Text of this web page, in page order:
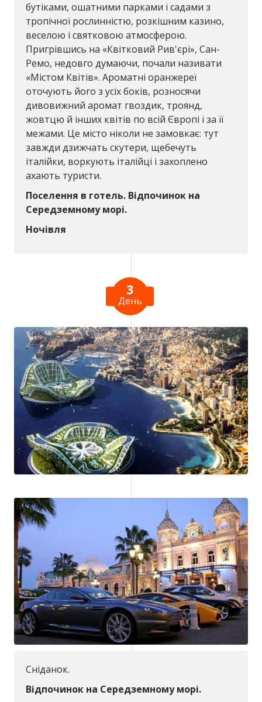
бутіками, ошатними парками і садами з
тропічної рослинністю, розкішним казино,
веселою і святковою атмосферою.
Пригрівшись на «Квітковий Рив'єрі», Сан-
Ремо, недовго думаючи, почали називати
«Містом Квітів». Ароматні оранжереї
оточують його з усіх боків, розносячи
дивовижний аромат гвоздик, троянд,
жовтцю й інших квітів по всій Європі і за її
межами. Це місто ніколи не замовкає: тут
завжди дзижчать скутери, щебечуть
італійки, воркують італійці і захоплено
ахають туристи.
Поселення в готель. Відпочинок на
Середземному морі.
Ночівля
3
День
Сніданок.
Відпочинок на Середземному морі.